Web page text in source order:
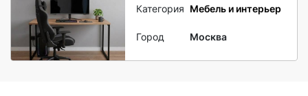
Категория Мебель и интерьер
Город Москва